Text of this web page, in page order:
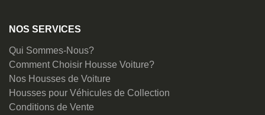
NOS SERVICES
Qui Sommes-Nous?
Comment Choisir Housse Voiture?
Nos Housses de Voiture
Housses pour Véhicules de Collection
Conditions de Vente